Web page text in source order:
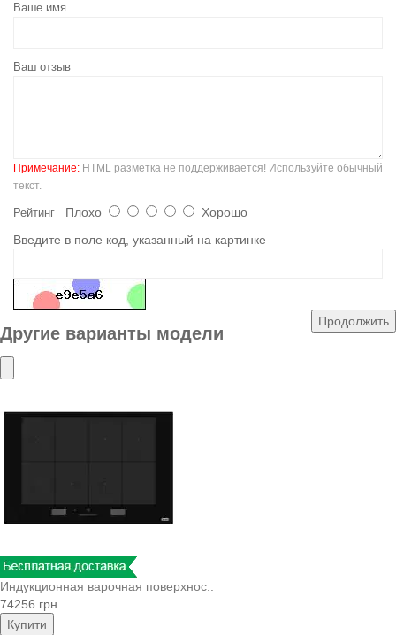
Ваше имя
Ваш отзыв
Примечание: HTML разметка не поддерживается! Используйте обычный
текст.
Рейтинг Плохо
Хорошо
Введите в поле код, указанный на картинке
Продолжить
Другие варианты модели
Индукционная варочная поверхнос..
74256 грн.
Купити